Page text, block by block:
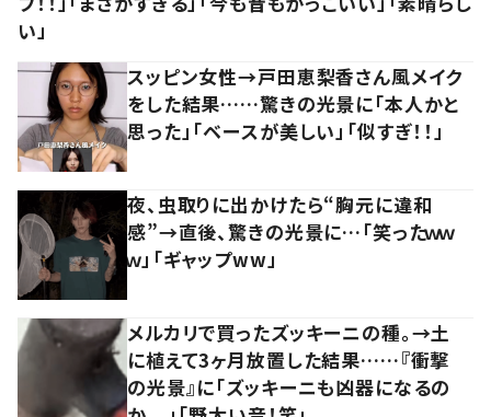
い」
スッピン女性→戸田恵梨香さん風メイク
をした結果……驚きの光景に「本人かと
思った」「ベースが美しい」「似すぎ！！」
夜、虫取りに出かけたら“胸元に違和
感”→直後、驚きの光景に…「笑ったｗｗ
ｗ」「ギャップww」
メルカリで買ったズッキーニの種。→土
に植えて3ヶ月放置した結果……『衝撃
の光景』に「ズッキーニも凶器になるの